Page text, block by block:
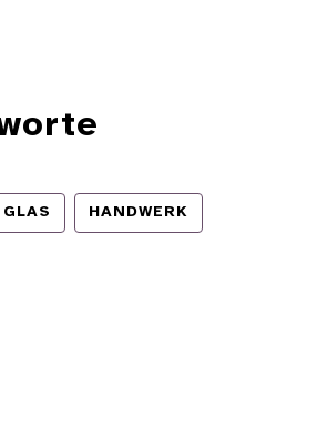
GLAS HANDWERK